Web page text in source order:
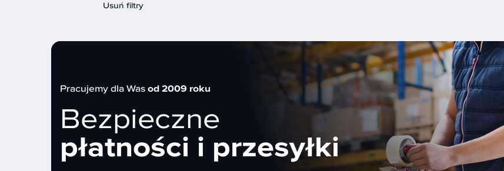
Usuń filtry
Pracujemy dla Wasod 2009 roku
Bezpieczne
płatności i przesyłki